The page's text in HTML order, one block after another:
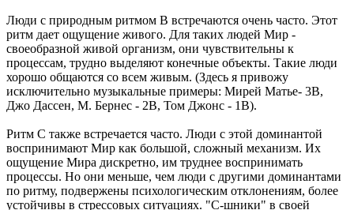
Люди с природным ритмом B встречаются очень часто. Этот
ритм дает ощущение живого. Для таких людей Мир -
своеобразной живой организм, они чувствительны к
процессам, трудно выделяют конечные объекты. Такие люди
хорошо общаются со всем живым. (Здесь я привожу
исключительно музыкальные примеры: Мирей Матье- 3B,
Джо Дассен, М. Бернес - 2B, Том Джонс - 1B).
Ритм C также встречается часто. Люди с этой доминантой
воспринимают Мир как большой, сложный механизм. Их
ощущение Мира дискретно, им труднее воспринимать
процессы. Но они меньше, чем люди с другими доминантами
по ритму, подвержены психологическим отклонениям, более
устойчивы в стрессовых ситуациях. "C-шники" в своей